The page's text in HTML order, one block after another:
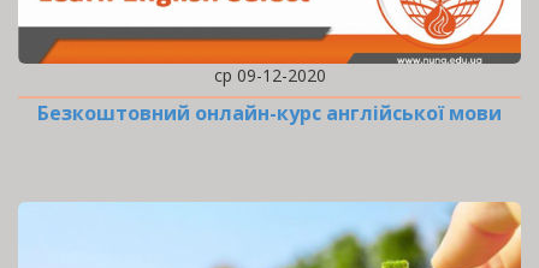
ср 09-12-2020
Безкоштовний онлайн-курс англійської мови